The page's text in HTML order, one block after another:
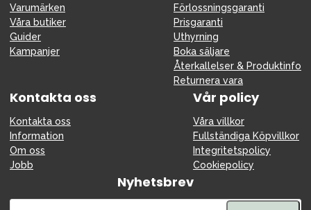
Varumärken
Våra butiker
Guider
Kampanjer
Förlossningsgaranti
Prisgaranti
Uthyrning
Boka säljare
Återkallelser & Produktinfo
Returnera vara
Kontakta oss
Kontakta oss
Information
Om oss
Jobb
Vår policy
Våra villkor
Fullständiga Köpvillkor
Integritetspolicy
Cookiepolicy
Nyhetsbrev